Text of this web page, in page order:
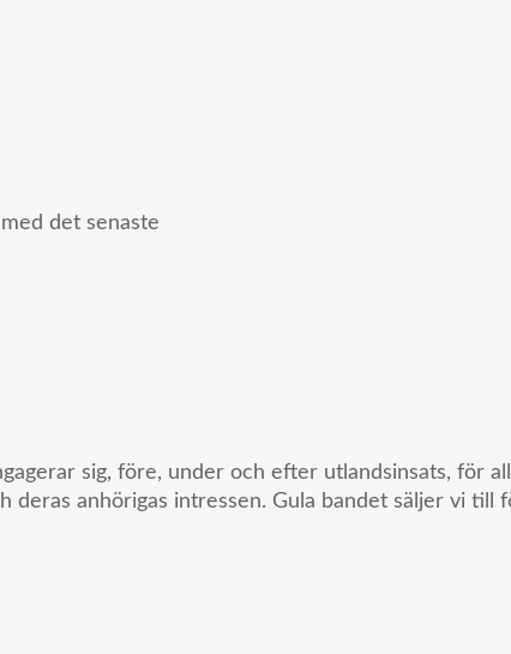
det senaste
sig, före, under och efter utlandsinsats, för
deras anhörigas intressen. Gula bandet säljer vi